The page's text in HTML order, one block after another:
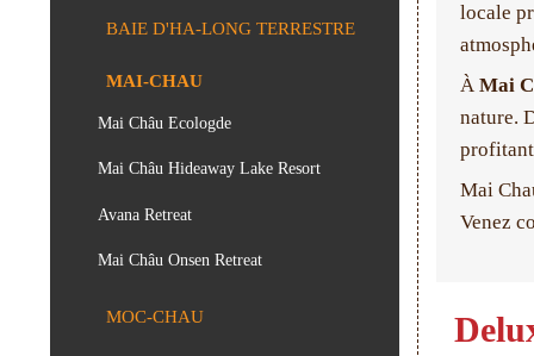
BAIE D'HA-LONG TERRESTRE
MAI-CHAU
Mai Châu Ecologde
Mai Châu Hideaway Lake Resort
Avana Retreat
Mai Châu Onsen Retreat
MOC-CHAU
locale
À Mai
nature.
profitant
Mai
Venez